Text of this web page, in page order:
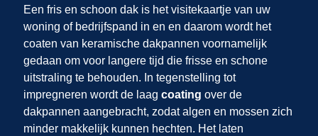
Een fris en schoon dak is het visitekaartje van uw
woning of bedrijfspand in en en daarom wordt het
coaten van keramische dakpannen voornamelijk
gedaan om voor langere tijd die frisse en schone
uitstraling te behouden. In tegenstelling tot
impregneren wordt de laag coating over de
dakpannen aangebracht, zodat algen en mossen zich
minder makkelijk kunnen hechten. Het laten